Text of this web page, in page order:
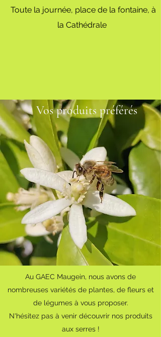
Toute la journée, place de la fontaine, à
la Cathédrale
Vos produits préférés
Au GAEC Maugein, nous avons de
nombreuses variétés de plantes, de fleurs et
de légumes à vous proposer.
N'hésitez pas à venir découvrir nos produits
aux serres !